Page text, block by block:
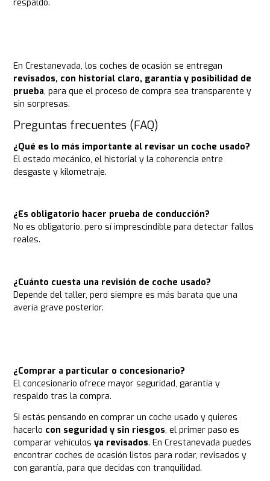
respaldo.
En Crestanevada, los coches de ocasión se entregan
revisados, con historial claro, garantía y posibilidad de
prueba, para que el proceso de compra sea transparente y
sin sorpresas.
Preguntas frecuentes (FAQ)
¿Qué es lo más importante al revisar un coche usado?
El estado mecánico, el historial y la coherencia entre
desgaste y kilometraje.
¿Es obligatorio hacer prueba de conducción?
No es obligatorio, pero sí imprescindible para detectar fallos
reales.
¿Cuánto cuesta una revisión de coche usado?
Depende del taller, pero siempre es más barata que una
avería grave posterior.
¿Comprar a particular o concesionario?
El concesionario ofrece mayor seguridad, garantía y
respaldo tras la compra.
Si estás pensando en comprar un coche usado y quieres
hacerlo con seguridad y sin riesgos, el primer paso es
comparar vehículosya revisados. En Crestanevada puedes
encontrarcoches de ocasión listos para rodar, revisados y
con garantía, para que decidas con tranquilidad.